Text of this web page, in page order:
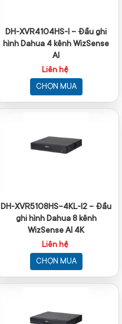
DH-XVR4104HS-I – Đầu ghi
hình Dahua 4 kênh WizSense
AI
Liên hệ
CHỌN MUA
DH-XVR5108HS-4KL-I2 – Đầu
ghi hình Dahua 8 kênh
WizSense AI 4K
Liên hệ
CHỌN MUA